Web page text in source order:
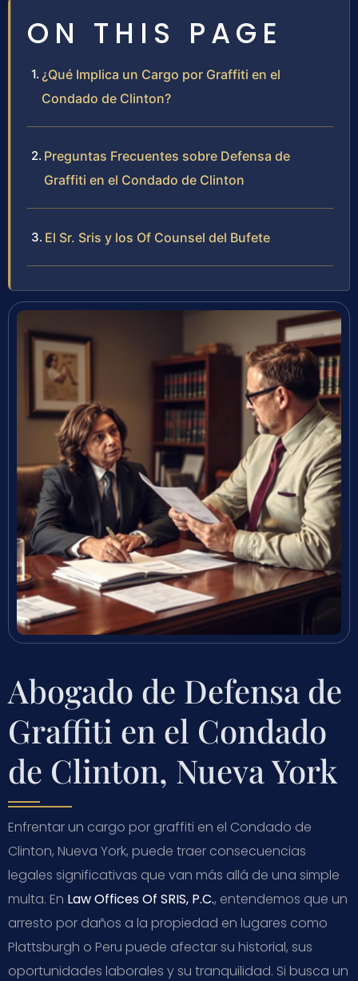
ON THIS PAGE
¿Qué Implica un Cargo por Graffiti en el
Condado de Clinton?
Preguntas Frecuentes sobre Defensa de
Graffiti en el Condado de Clinton
El Sr. Sris y los Of Counsel del Bufete
Abogado de Defensa de
Graffiti en el Condado
de Clinton, Nueva York
Enfrentar un cargo por graffiti en el Condado de
Clinton, Nueva York, puede traer consecuencias
legales significativas que van más allá de una simple
multa. En Law Offices Of SRIS, P.C., entendemos que un
arresto por daños a la propiedad en lugares como
Plattsburgh o Peru puede afectar su historial, sus
oportunidades laborales y su tranquilidad. Si busca un